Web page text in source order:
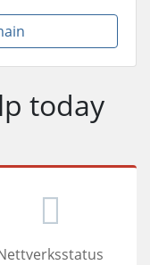
today